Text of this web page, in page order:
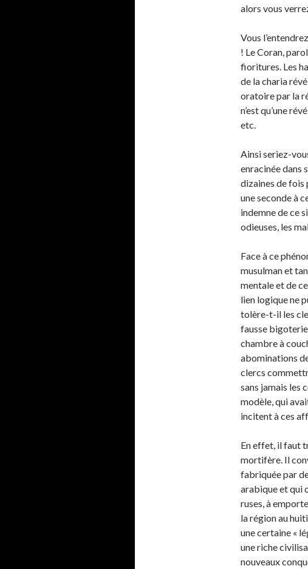
alors vous
Vous
! Le Coran,
fioritures. Les
de la charia
oratoire par la
n’est qu’une
etc.
Ainsi seriez-
enracinée dans
dizaines de fois
une seconde à
indemne de ce
odieuses, les
Face à ce
musulman et
mentale et de
lien logique ne
tolère-t-il les
fausse
chambre à
abominations
clercs
sans jamais les
modèle, qui
incitent à ces
En effet, il faut
mortifère. Il
fabriquée par
arabique et qui
ruses, à
la région au
une certaine «
une riche
nouveaux